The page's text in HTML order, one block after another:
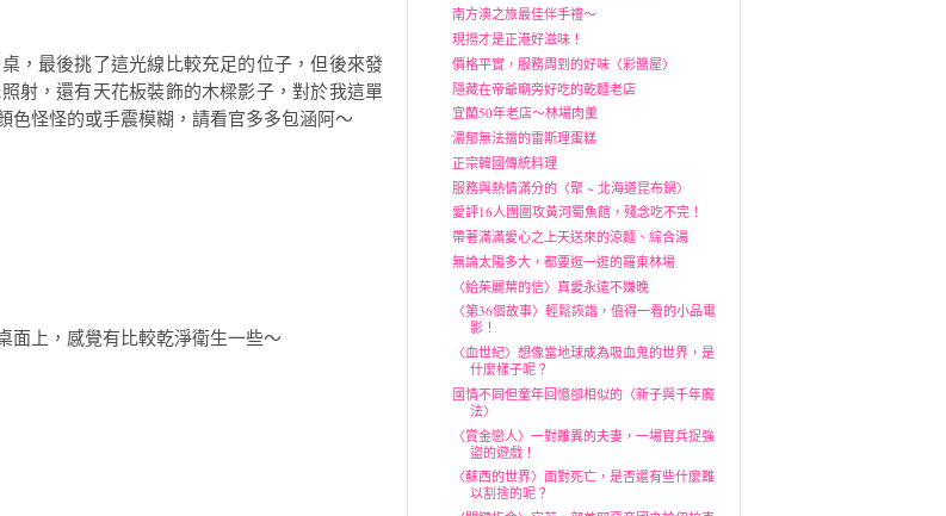
，最後挑了這光線比較充足的位子，但後來發
射，還有天花板裝飾的木樑影子，對於我這單
色怪怪的或手震模糊，請看官多多包涵阿～
面上，感覺有比較乾淨衛生一些～
南方澳之旅最佳伴手禮～
現撈才是正港好滋味！
價格平實，服務周到的好味〈彩醬屋〉
隱藏在帝爺廟旁好吃的乾麵老店
宜蘭50年老店～林場肉羹
濃郁無法擋的雷斯理蛋糕
正宗韓國傳統料理
服務與熱情滿分的〈聚 ~ 北海道昆布鍋〉
愛評16人團圍攻黃河蜀魚館，殘念吃不完！
帶著滿滿愛心之上天送來的涼麵、綜合湯
無論太陽多大，都要逛一逛的羅東林場
〈給茱麗葉的信〉真愛永遠不嫌晚
〈第36個故事〉輕鬆詼諧，值得一看的小品電
影！
〈血世紀〉想像當地球成為吸血鬼的世界，是
什麼樣子呢？
國情不同但童年回憶卻相似的〈新子與千年魔
法〉
〈賞金戀人〉一對離異的夫妻，一場官兵捉強
盜的遊戲！
〈蘇西的世界〉面對死亡，是否還有些什麼難
以割捨的呢？